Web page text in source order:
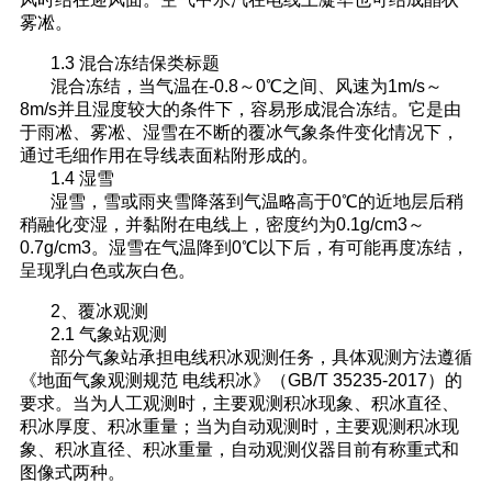
雾凇。
1.3 混合冻结保类标题
混合冻结，当气温在-0.8～0℃之间、风速为1m/s～
8m/s并且湿度较大的条件下，容易形成混合冻结。它是由
于雨凇、雾凇、湿雪在不断的覆冰气象条件变化情况下，
通过毛细作用在导线表面粘附形成的。
1.4 湿雪
湿雪，雪或雨夹雪降落到气温略高于0℃的近地层后稍
稍融化变湿，并黏附在电线上，密度约为0.1g/cm3～
0.7g/cm3。湿雪在气温降到0℃以下后，有可能再度冻结，
呈现乳白色或灰白色。
2、覆冰观测
2.1 气象站观测
部分气象站承担电线积冰观测任务，具体观测方法遵循
《地面气象观测规范 电线积冰》（GB/T 35235-2017）的
要求。当为人工观测时，主要观测积冰现象、积冰直径、
积冰厚度、积冰重量；当为自动观测时，主要观测积冰现
象、积冰直径、积冰重量，自动观测仪器目前有称重式和
图像式两种。